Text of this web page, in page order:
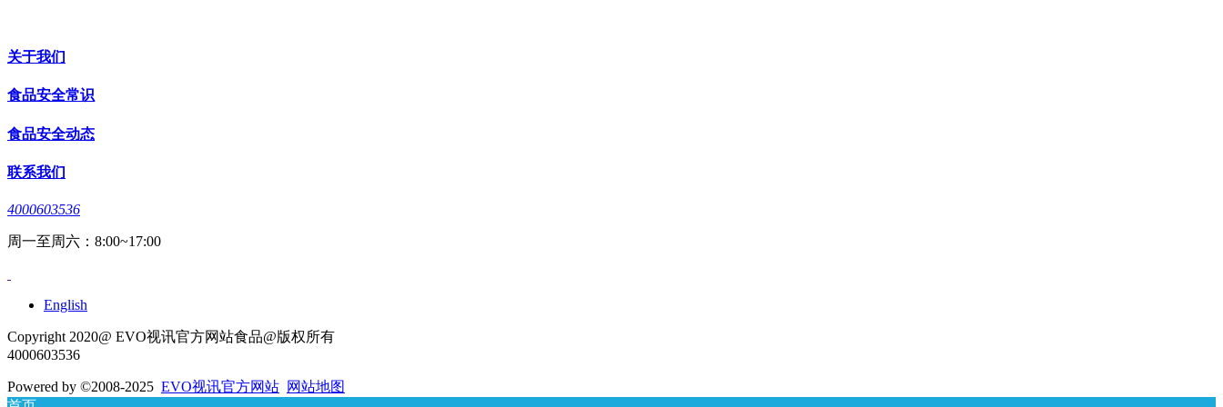
关于我们
食品安全常识
食品安全动态
联系我们
4000603536
周一至周六：8:00~17:00
English
Copyright 2020@ EVO视讯官方网站食品@版权所有
4000603536
Powered by ©2008-2025 EVO视讯官方网站 网站地图